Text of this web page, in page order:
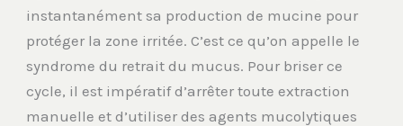
instantanément sa production de mucine pour
protéger la zone irritée. C’est ce qu’on appelle le
syndrome du retrait du mucus. Pour briser ce
cycle, il est impératif d’arrêter toute extraction
manuelle et d’utiliser des agents mucolytiques